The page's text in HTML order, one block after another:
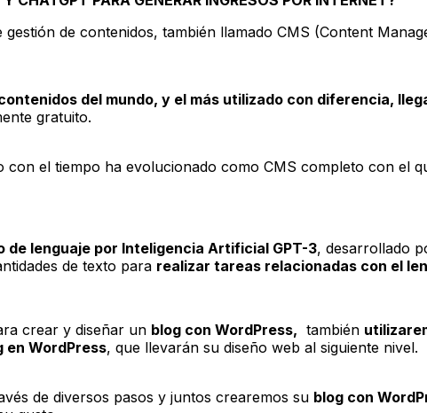
de contenidos, también llamado CMS (Content
del mundo, y el más utilizado con diferencia,
gratuito.
el tiempo ha evolucionado como CMS completo con el
de lenguaje por Inteligencia Artificial GPT-3, desarrollado
de texto para realizar tareas relacionadas con el
crear y diseñar un blog con WordPress, también
en WordPress, que llevarán su diseño web al siguiente nivel.
de diversos pasos y juntos crearemos su blog con